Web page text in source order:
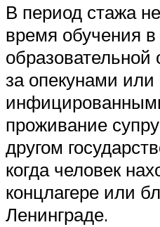
В период стажа
время обучения
образовательной
за опекунами
проживание
другом
когда человек
концлагере или
Ленинграде.